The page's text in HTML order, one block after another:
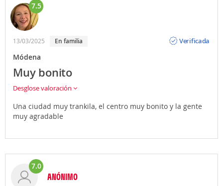
7.5
13/03/2025 en familia
Verificada
Módena
Muy bonito
Desglose valoración
Una ciudad muy trankila, el centro muy bonito y la gente
muy agradable
7.0
ANÓNIMO